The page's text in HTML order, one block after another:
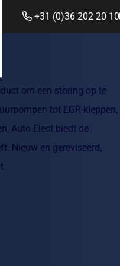
+31 (0)36 202 20 10
om een storing op te
tot EGR-kleppen,
Auto Elect biedt de
Nieuw en gereviseerd,